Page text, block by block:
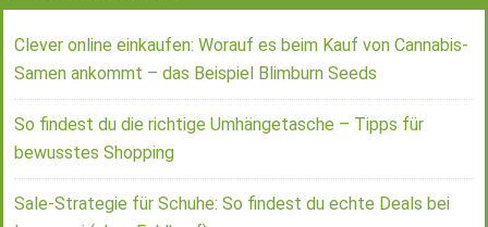
Clever online einkaufen: Worauf es beim Kauf von Cannabis-
Samen ankommt – das Beispiel Blimburn Seeds
So findest du die richtige Umhängetasche – Tipps für
bewusstes Shopping
Sale-Strategie für Schuhe: So findest du echte Deals bei